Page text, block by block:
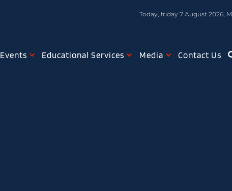
Today, friday 7 August 2026,
Events Educational Services Media Contact Us